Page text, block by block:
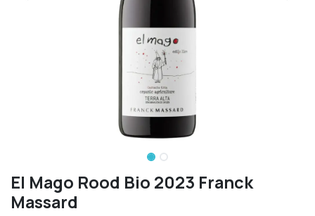
El Mago Rood Bio 2023 Franck
Massard